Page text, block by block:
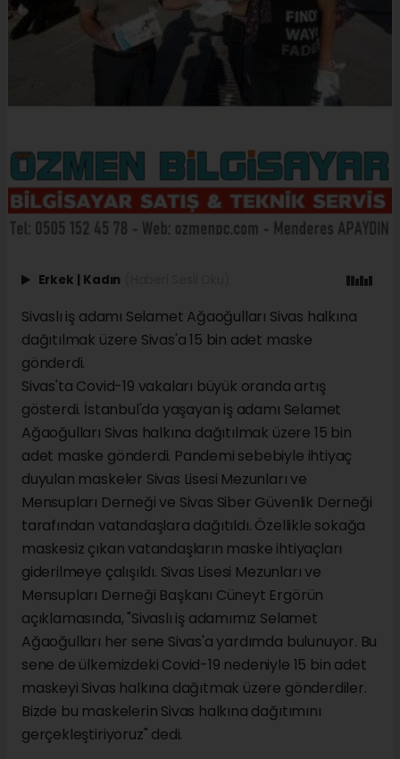
Erkek | Kadın
Sivaslı iş adamı Selamet Ağaoğulları Sivas halkına
dağıtılmak üzere Sivas'a 15 bin adet maske
gönderdi.
Sivas'ta Covid-19 vakaları büyük oranda artış
gösterdi. İstanbul'da yaşayan iş adamı Selamet
Ağaoğulları Sivas halkına dağıtılmak üzere 15 bin
adet maske gönderdi. Pandemi sebebiyle ihtiyaç
duyulan maskeler Sivas Lisesi Mezunları ve
Mensupları Derneği ve Sivas Siber Güvenlik Derneği
tarafından vatandaşlara dağıtıldı. Özellikle sokağa
maskesiz çıkan vatandaşların maske ihtiyaçları
giderilmeye çalışıldı. Sivas Lisesi Mezunları ve
Mensupları Derneği Başkanı Cüneyt Ergörün
açıklamasında, "Sivaslı iş adamımız Selamet
Ağaoğulları her sene Sivas'a yardımda bulunuyor. Bu
sene de ülkemizdeki Covid-19 nedeniyle 15 bin adet
maskeyi Sivas halkına dağıtmak üzere gönderdiler.
Bizde bu maskelerin Sivas halkına dağıtımını
gerçekleştiriyoruz" dedi.